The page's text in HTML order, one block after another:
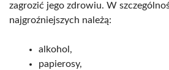
zagrozić jego zdrowiu. W
najgroźniejszych należą:
alkohol,
papierosy,